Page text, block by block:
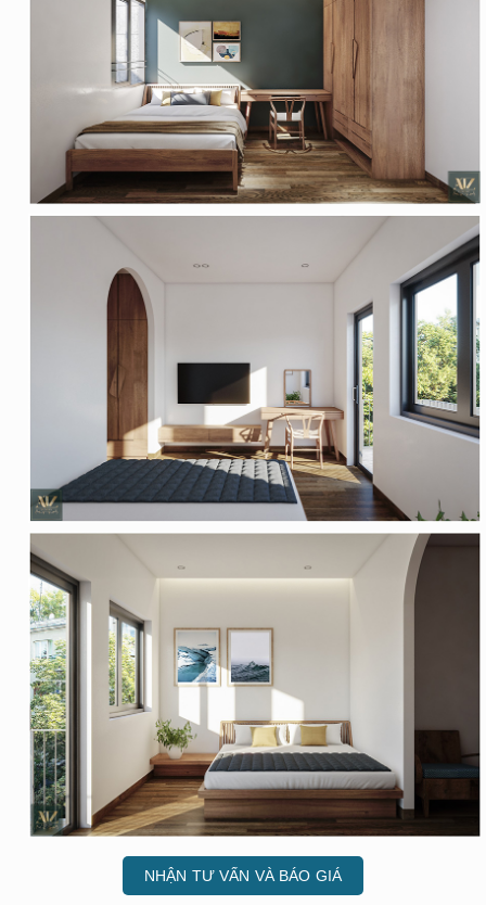
NHẬN TƯ VẤN VÀ BÁO GIÁ